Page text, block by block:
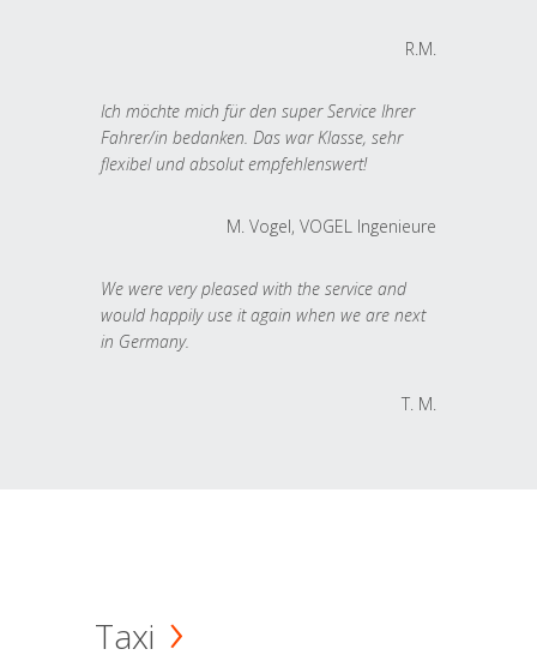
R.M.
Ich möchte mich für den super Service Ihrer
Fahrer/in bedanken. Das war Klasse, sehr
flexibel und absolut empfehlenswert!
M. Vogel, VOGEL Ingenieure
We were very pleased with the service and
would happily use it again when we are next
in Germany.
T. M.
Taxi